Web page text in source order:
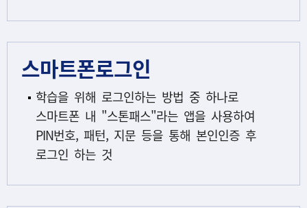
스마트폰로그인
학습을 위해 로그인하는 방법 중 하나로
스마트폰 내 "스톤패스"라는 앱을 사용하여
PIN번호, 패턴, 지문 등을 통해 본인인증 후
로그인 하는 것